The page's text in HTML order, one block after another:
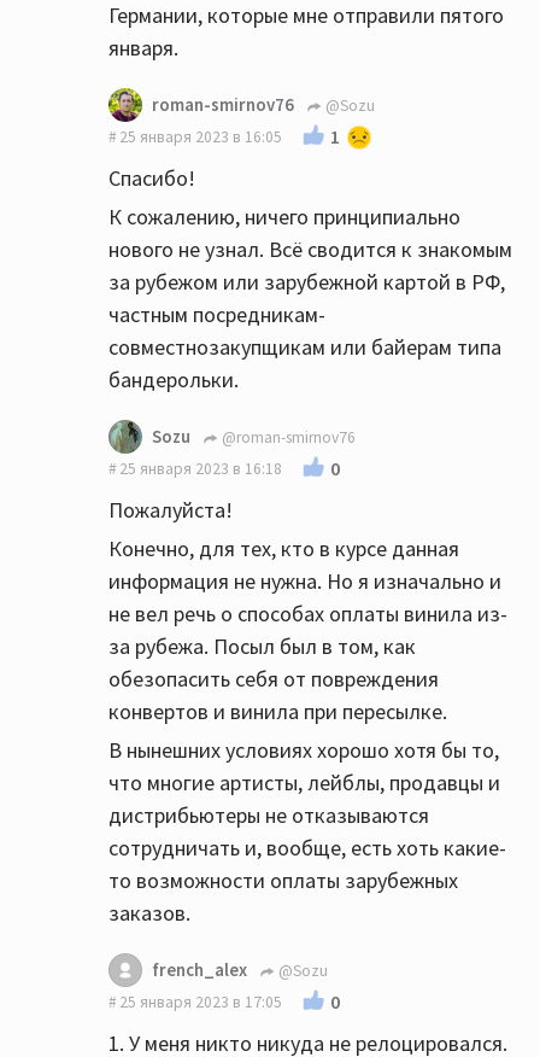
Германии, которые мне отправили пятого
января.
roman-smirnov76
@Sozu
25 января 2023 в 16:05
1
Спасибо!
К сожалению, ничего принципиально
нового не узнал. Всё сводится к знакомым
за рубежом или зарубежной картой в РФ,
частным посредникам-
совместнозакупщикам или байерам типа
бандерольки.
Sozu
@roman-smirnov76
25 января 2023 в 16:18
0
Пожалуйста!
Конечно, для тех, кто в курсе данная
информация не нужна. Но я изначально и
не вел речь о способах оплаты винила из-
за рубежа. Посыл был в том, как
обезопасить себя от повреждения
конвертов и винила при пересылке.
В нынешних условиях хорошо хотя бы то,
что многие артисты, лейблы, продавцы и
дистрибьютеры не отказываются
сотрудничать и, вообще, есть хоть какие-
то возможности оплаты зарубежных
заказов.
french_alex
@Sozu
25 января 2023 в 17:05
0
1. У меня никто никуда не релоцировался.